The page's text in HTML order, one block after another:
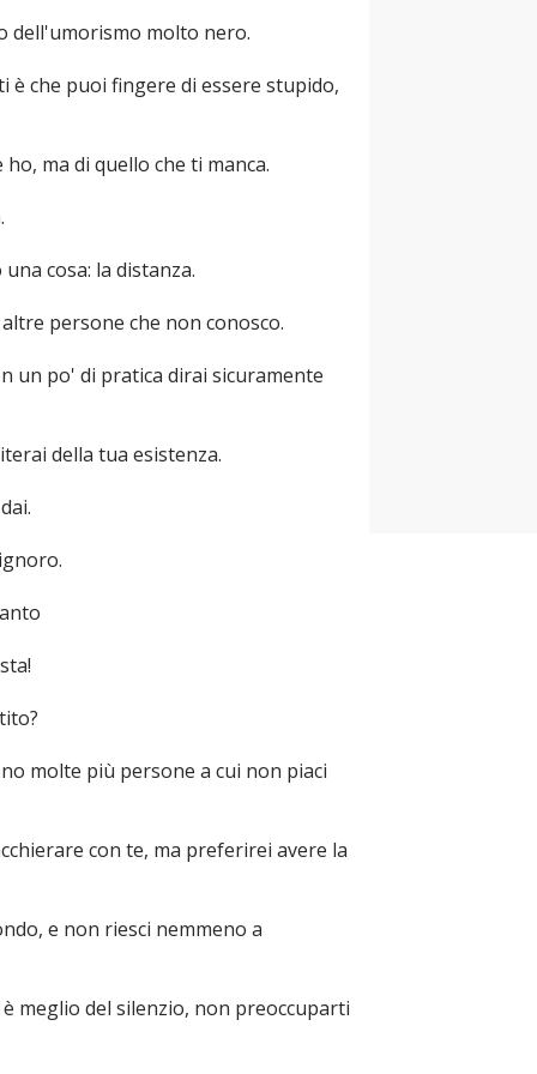
dell'umorismo molto nero.
è che puoi fingere di essere stupido,
ma di quello che ti manca.
cosa: la distanza.
persone che non conosco.
un po' di pratica dirai sicuramente
della tua esistenza.
molte più persone a cui non piaci
con te, ma preferirei avere la
e non riesci nemmeno a
meglio del silenzio, non preoccuparti